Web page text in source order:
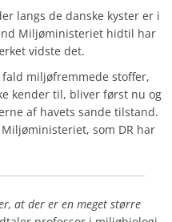
langs de danske kyster er i
Miljøministeriet hidtil har
vidste det.
miljøfremmede stoffer,
kender til, bliver først nu og
af havets sande tilstand.
som DR har
at der er en meget større